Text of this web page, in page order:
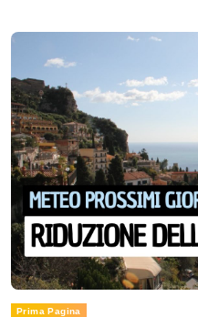
Prima Pagina